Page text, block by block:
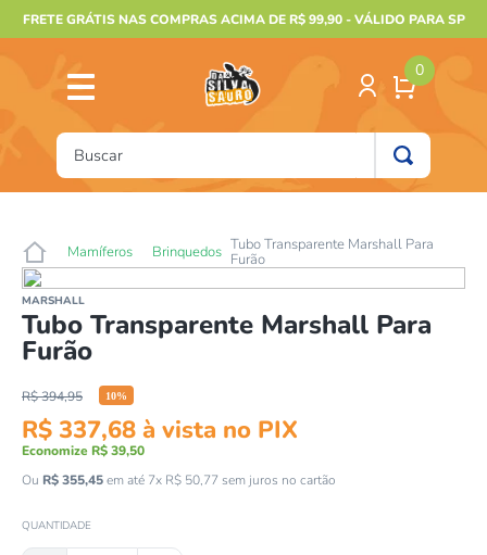
FRETE GRÁTIS NAS COMPRAS ACIMA DE R$ 99,90 - VÁLIDO PARA SP
0
Buscar
Mamíferos Brinquedos Tubo Transparente Marshall Para
Furão
MARSHALL
Tubo Transparente Marshall Para
Furão
R$394,95 10%
R$ 337,68 à vista no PIX
EconomizeR$39,50
Ou R$355,45em até 7x R$ 50,77 sem juros no cartão
QUANTIDADE
2º
animais
6
terrario